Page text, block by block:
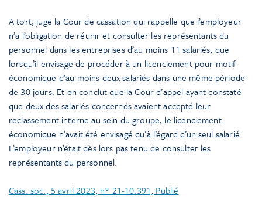
A tort, juge la Cour de cassation qui rappelle que l’employeur
n’a l’obligation de réunir et consulter les représentants du
personnel dans les entreprises d’au moins 11 salariés, que
lorsqu’il envisage de procéder à un licenciement pour motif
économique d’au moins deux salariés dans une même période
de 30 jours. Et en conclut que la Cour d’appel ayant constaté
que deux des salariés concernés avaient accepté leur
reclassement interne au sein du groupe, le licenciement
économique n’avait été envisagé qu’à l’égard d’un seul salarié.
L’employeur n’était dès lors pas tenu de consulter les
représentants du personnel.
Cass. soc., 5 avril 2023, n° 21-10.391, Publié